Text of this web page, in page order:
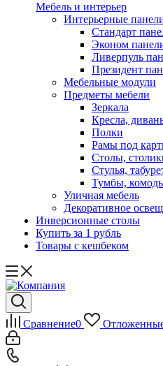
Мебель и интерьер
Интерьерные
Стандарт
Эконом
Ливерпуль
Президент
Мебельные модули
Предметы мебели
Зеркала
Кресла,
Полки
Рамы под
Столы,
Стулья,
Тумбы,
Уличная мебель
Декоративное
Инверсионные столы
Купить за 1 рубль
Товары с кешбеком
Сравнение0